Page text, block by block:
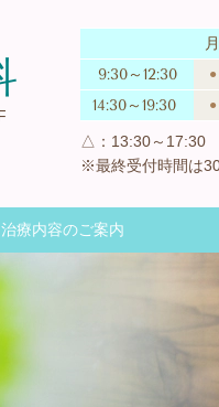
月
9:30～12:30
●
14:30～19:30 ●
△：13:30～17:30
※最終受付時間は
治療内容のご案内